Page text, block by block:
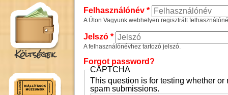
Költségek
Felhasználónév *
A Úton Vagyunk webhelyen regisztrált
Jelszó *
A felhasználónévhez tartozó jelszó.
Forgot password?
CAPTCHA
This question is for testing whether
spam submissions.